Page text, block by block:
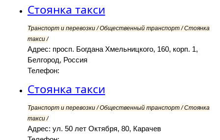
Стоянка такси
Транспорт и перевозки / Общественный транспорт / Стоянка
такси /
Адрес: просп. Богдана Хмельницкого, 160, корп. 1,
Белгород, Россия
Телефон:
Стоянка такси
Транспорт и перевозки / Общественный транспорт / Стоянка
такси /
Адрес: ул. 50 лет Октября, 80, Карачев